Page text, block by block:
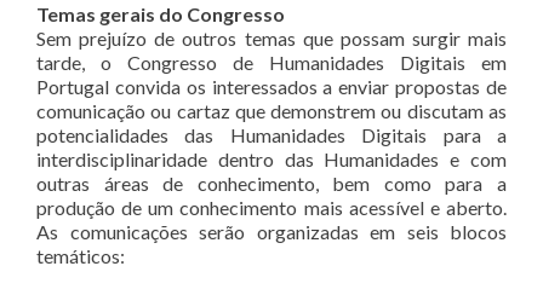
Temas gerais do Congresso
Sem prejuízo de outros temas que possam surgir mais
tarde, o Congresso de Humanidades Digitais em
Portugal convida os interessados a enviar propostas de
comunicação ou cartaz que demonstrem ou discutam as
potencialidades das Humanidades Digitais para a
interdisciplinaridade dentro das Humanidades e com
outras áreas de conhecimento, bem como para a
produção de um conhecimento mais acessível e aberto.
As comunicações serão organizadas em seis blocos
temáticos: